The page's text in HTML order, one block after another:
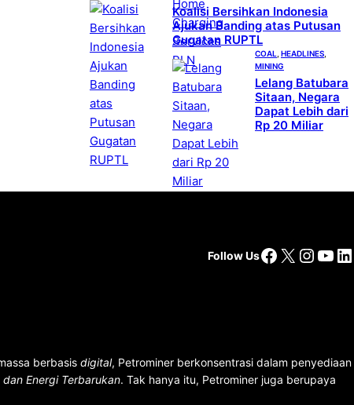
Koalisi Bersihkan Indonesia
Ajukan Banding atas Putusan
Gugatan RUPTL
COAL HEADLINES
MINING
Lelang Batubara
Sitaan, Negara
Dapat Lebih dari
Rp 20 Miliar
Follow UsFacebook
X
berbasis digital, Petrominer berkonsentrasi dalam penyediaan
Energi Terbarukan. Tak hanya itu, Petrominer juga berupaya